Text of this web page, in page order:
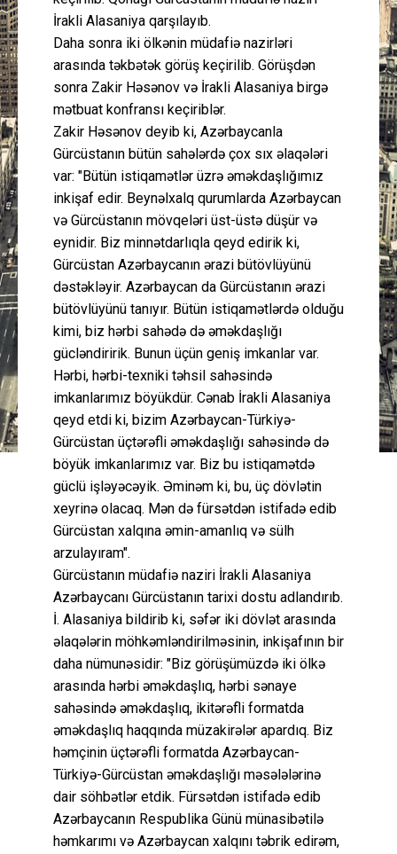
İrakli Alasaniya qarşılayıb.
Daha sonra iki ölkənin müdafiə nazirləri
arasında təkbətək görüş keçirilib. Görüşdən
sonra Zakir Həsənov və İrakli Alasaniya birgə
mətbuat konfransı keçiriblər.
Zakir Həsənov deyib ki, Azərbaycanla
Gürcüstanın bütün sahələrdə çox sıx əlaqələri
var: "Bütün istiqamətlər üzrə əməkdaşlığımız
inkişaf edir. Beynəlxalq qurumlarda Azərbaycan
və Gürcüstanın mövqeləri üst-üstə düşür və
eynidir. Biz minnətdarlıqla qeyd edirik ki,
Gürcüstan Azərbaycanın ərazi bütövlüyünü
dəstəkləyir. Azərbaycan da Gürcüstanın ərazi
bütövlüyünü tanıyır. Bütün istiqamətlərdə olduğu
kimi, biz hərbi sahədə də əməkdaşlığı
gücləndiririk. Bunun üçün geniş imkanlar var.
Hərbi, hərbi-texniki təhsil sahəsində
imkanlarımız böyükdür. Cənab İrakli Alasaniya
qeyd etdi ki, bizim Azərbaycan-Türkiyə-
Gürcüstan üçtərəfli əməkdaşlığı sahəsində də
böyük imkanlarımız var. Biz bu istiqamətdə
güclü işləyəcəyik. Əminəm ki, bu, üç dövlətin
xeyrinə olacaq. Mən də fürsətdən istifadə edib
Gürcüstan xalqına əmin-amanlıq və sülh
arzulayıram".
Gürcüstanın müdafiə naziri İrakli Alasaniya
Azərbaycanı Gürcüstanın tarixi dostu adlandırıb.
İ. Alasaniya bildirib ki, səfər iki dövlət arasında
əlaqələrin möhkəmləndirilməsinin, inkişafının bir
daha nümunəsidir: "Biz görüşümüzdə iki ölkə
arasında hərbi əməkdaşlıq, hərbi sənaye
sahəsində əməkdaşlıq, ikitərəfli formatda
əməkdaşlıq haqqında müzakirələr apardıq. Biz
həmçinin üçtərəfli formatda Azərbaycan-
Türkiyə-Gürcüstan əməkdaşlığı məsələlərinə
dair söhbətlər etdik. Fürsətdən istifadə edib
Azərbaycanın Respublika Günü münasibətilə
həmkarımı və Azərbaycan xalqını təbrik edirəm,